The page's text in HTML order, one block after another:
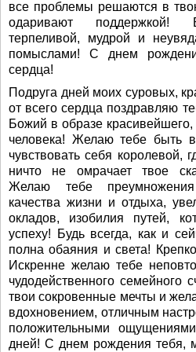
все проблемы решаются в
одаривают поддержкой!
терпеливой, мудрой и
помыслами! С днем
сердца!
Подруга дней моих суровых,
от всего сердца поздравляю
Божий в образе
человека! Желаю тебе быть
чувствовать себя королевой,
ничто не омрачает твое
Желаю тебе преумножения
качества жизни и отдыха,
окладов, изобилия путей,
успеху! Будь всегда, как и
полна обаяния и света!
Искренне желаю тебе
чудодейственного семейного
твои сокровенные мечты и
вдохновением, отличным
положительными
дней! С днем рождения тебя,